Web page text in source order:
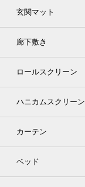
玄関マット
廊下敷き
ロールスクリーン
ハニカムスクリーン
カーテン
ベッド